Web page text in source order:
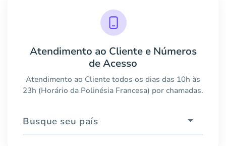
Atendimento ao Cliente e Números
de Acesso
Atendimento ao Cliente todos os dias das 10h às
23h (Horário da Polinésia Francesa) por chamadas.
Busque seu país